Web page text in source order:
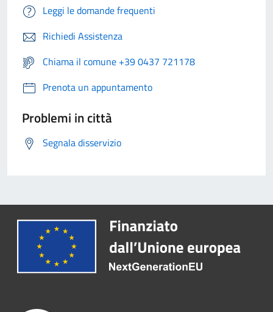
Leggi le domande frequenti
Richiedi Assistenza
Chiama il comune +39 0437 721178
Prenota un appuntamento
Problemi in città
Segnala disservizio